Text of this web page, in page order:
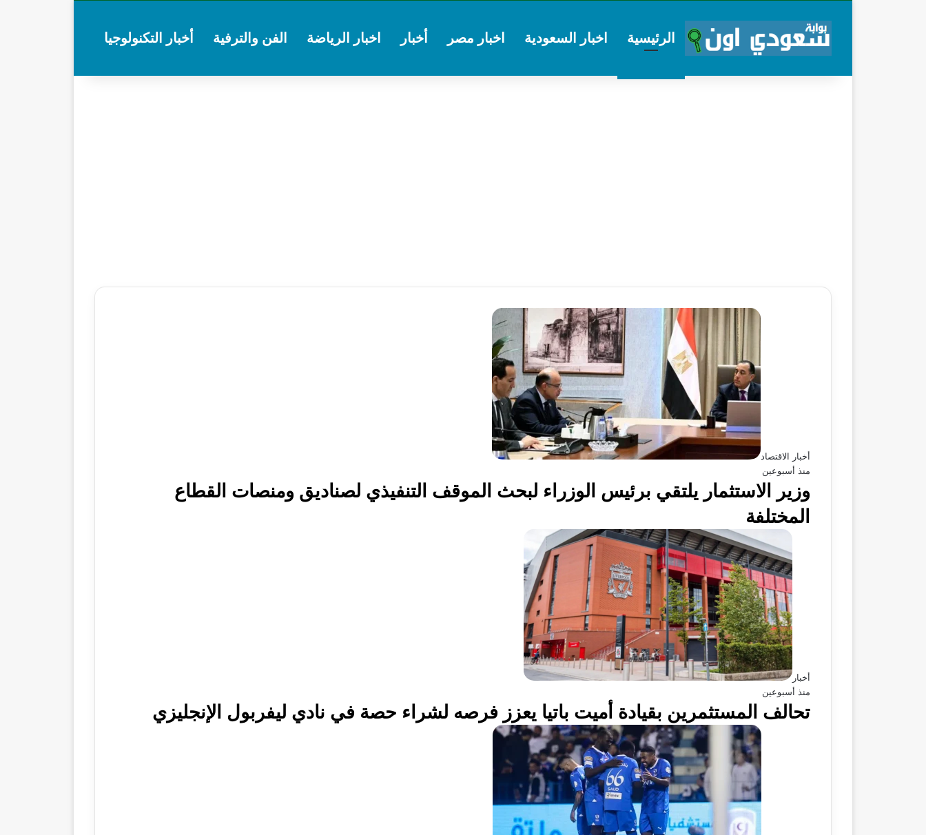
الرئيسية اخبار السعودية اخبار مصر أخبار اخبار الرياضة الفن والترفية أخبار التكنولوجيا
أخبار الاقتصاد
منذ أسبوعين
وزير الاستثمار يلتقي برئيس الوزراء لبحث الموقف التنفيذي لصناديق ومنصات القطاع
المختلفة
أخبار
منذ أسبوعين
تحالف المستثمرين بقيادة أميت باتيا يعزز فرصه لشراء حصة في نادي ليفربول الإنجليزي